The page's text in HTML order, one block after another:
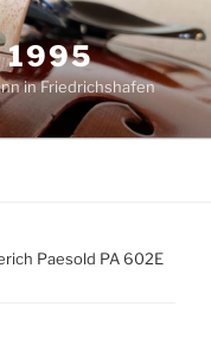
1995
in Friedrichshafen
Paesold PA 602E